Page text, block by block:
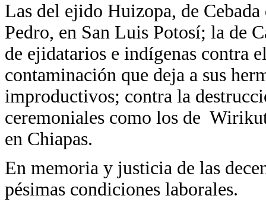
Las del ejido Huizopa, de
Pedro, en San Luis Potosí; la de
de ejidatarios e indígenas contra
contaminación que deja a sus
improductivos; contra la
ceremoniales como los de
en Chiapas.
En memoria y justicia de las
pésimas condiciones laborales.